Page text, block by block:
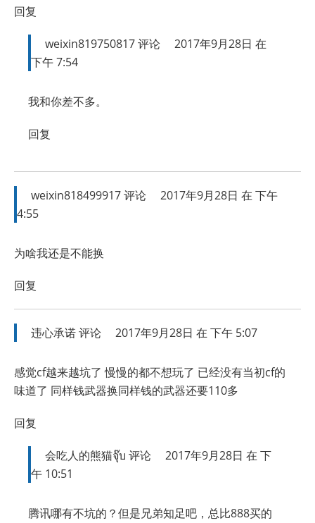
回复
weixin819750817评论
2017年9月28日 在
下午 7:54
我和你差不多。
回复
weixin818499917评论
2017年9月28日 在 下午
4:55
为啥我还是不能换
回复
违心承诺评论 2017年9月28日 在 下午 5:07
感觉cf越来越坑了 慢慢的都不想玩了 已经没有当初cf的
味道了 同样钱武器换同样钱的武器还要110多
回复
会吃人的熊猫จุ๊บ 评论
2017年9月28日 在 下
午 10:51
腾讯哪有不坑的？但是兄弟知足吧，总比888买的